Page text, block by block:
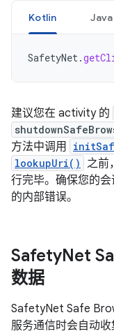
Kotlin Java
SafetyNet.
建议您在 activity 的
方法中调用
lookupUri() 之前
行完毕。确保您的
的内部错误。
SafetyNet
数据
SafetyNet Safe
服务通信时会自动收